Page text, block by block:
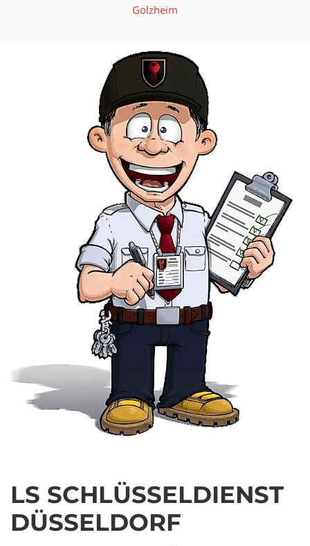
Golzheim
LS SCHLÜSSELDIENST
DÜSSELDORF